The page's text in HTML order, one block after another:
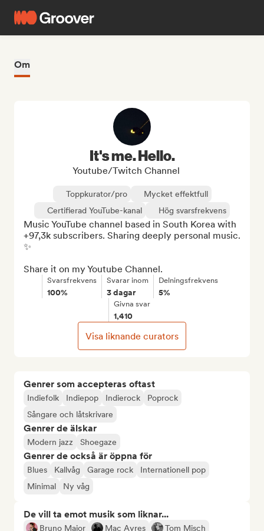
Om
Genrer som accepteras oftast
Indiefolk Indiepop Indierock
Poprock
Sångare och låtskrivare
Genrer de älskar
Modern jazz Shoegaze
Genrer de också är öppna för
Blues Kallvåg Garage rock
Internationell pop
Minimal
Ny våg
De vill ta emot musik som liknar...
Bruno Major Mac Ayres Tom Misch
It's me. Hello.
Youtube/Twitch Channel
Toppkurator/pro
Mycket effektfull
Certifierad YouTube-kanal
Hög svarsfrekvens
Music YouTube channel based in South Korea with
+97,3k subscribers. Sharing deeply personal music.
✨
Share it on my Youtube Channel.
Svarsfrekvens
100%
Svarar inom
3 dagar
Delningsfrekvens
5%
Givna svar
1,410
Visa liknande curators